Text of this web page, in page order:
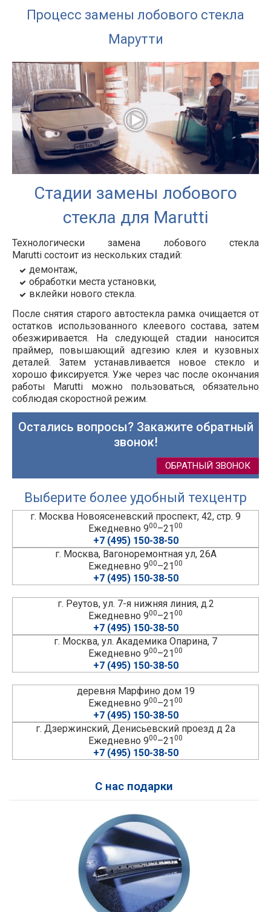
Процесс замены лобового стекла
Марутти
Стадии замены лобового
стекла для Marutti
Технологически замена лобового стекла
Marutti состоит из нескольких стадий:
демонтаж,
обработки места установки,
вклейки нового стекла.
После снятия старого автостекла рамка очищается от
остатков использованного клеевого состава, затем
обезжиривается. На следующей стадии наносится
праймер, повышающий адгезию клея и кузовных
деталей. Затем устанавливается новое стекло и
хорошо фиксируется. Уже через час после окончания
работы Marutti можно пользоваться, обязательно
соблюдая скоростной режим.
Остались вопросы? Закажите обратный
звонок!
ОБРАТНЫЙ ЗВОНОК
Выберите более удобный техцентр
г. Москва Новоясеневский проспект, 42, стр. 9
Ежедневно 900–2100
+7 (495) 150-38-50
г. Москва, Вагоноремонтная ул, 26А
Ежедневно 900–2100
+7 (495) 150-38-50
г. Реутов, ул. 7-я нижняя линия, д.2
Ежедневно 900–2100
+7 (495) 150-38-50
г. Москва, ул. Академика Опарина, 7
Ежедневно 900–2100
+7 (495) 150-38-50
деревня Марфино дом 19
Ежедневно 900–2100
+7 (495) 150-38-50
г. Дзержинский, Денисьевский проезд д 2а
Ежедневно 900–2100
+7 (495) 150-38-50
С нас подарки